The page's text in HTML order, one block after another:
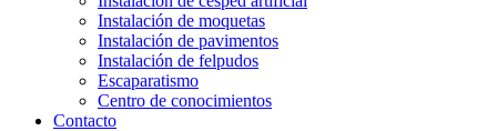
Instalación de moquetas
Instalación de pavimentos
Instalación de felpudos
Escaparatismo
Centro de conocimientos
Contacto